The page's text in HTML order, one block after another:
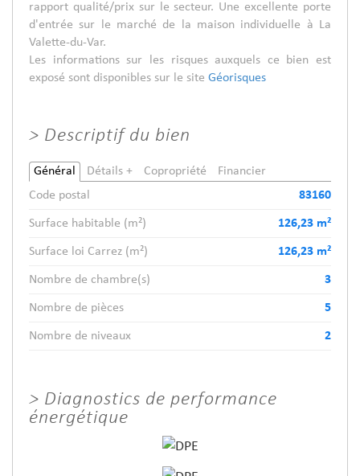
rapport qualité/prix sur le secteur. Une excellente porte
d'entrée sur le marché de la maison individuelle à La
Valette-du-Var.
Les informations sur les risques auxquels ce bien est
exposé sont disponibles sur le site Géorisques
> Descriptif du bien
Général Détails + Copropriété
Financier
Code postal
83160
Surface habitable (m²) 126,23 m²
Surface loi Carrez (m²) 126,23 m²
Nombre de chambre(s) 3
Nombre de pièces 5
Nombre de niveaux 2
> Diagnostics de performance
énergétique